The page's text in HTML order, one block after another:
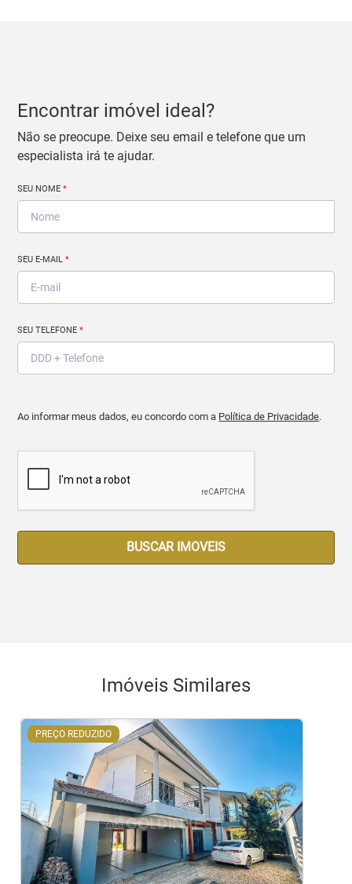
Encontrar imóvel ideal?
Não se preocupe. Deixe seu email e telefone que um
especialista irá te ajudar.
SEU NOME*
SEU E-MAIL*
SEU TELEFONE*
Ao informar meus dados, eu concordo com a Política de Privacidade.
BUSCAR IMOVEIS
Imóveis Similares
PREÇO REDUZIDO
‹
Previous
›